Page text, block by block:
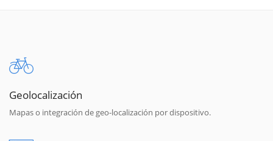
Geolocalización
Mapas o integración de geo-localización por dispositivo.